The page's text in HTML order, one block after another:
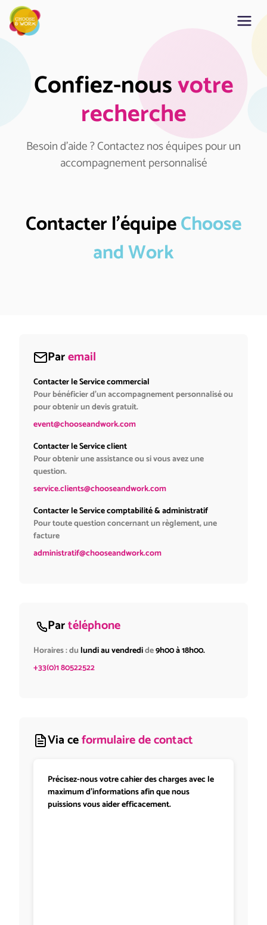
Confiez-nousvotre
recherche
Besoin d’aide ? Contactez nos équipes pour un
accompagnement personnalisé
Contacter l’équipeChoose
and Work
Paremail
Contacter le Service commercial
Pour bénéficier d’un accompagnement personnalisé ou
pour obtenir un devis gratuit.
event@chooseandwork.com
Contacter le Service client
Pour obtenir une assistance ou si vous avez une
question.
service.clients@chooseandwork.com
Contacter le Service comptabilité & administratif
Pour toute question concernant un règlement, une
facture
administratif@chooseandwork.com
Partéléphone
Horaires : du lundi au vendredide9h00 à 18h00.
+33(0)1 80522522
Via ceformulaire de contact
Précisez-nous votre cahier des charges avec le
maximum d'informations afin que nous
puissions vous aider efficacement.